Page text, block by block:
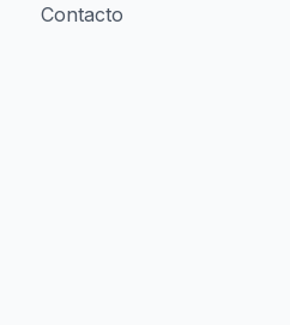
Contacto